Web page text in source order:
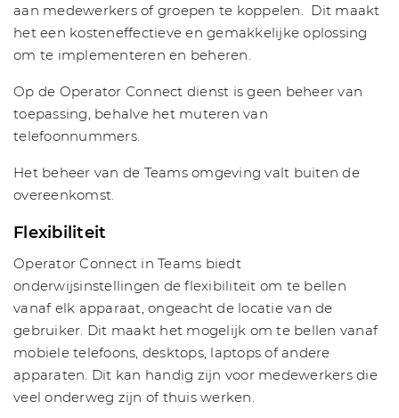
aan medewerkers of groepen te koppelen. Dit maakt
het een kosteneffectieve en gemakkelijke oplossing
om te implementeren en beheren.
Op de Operator Connect dienst is geen beheer van
toepassing, behalve het muteren van
telefoonnummers.
Het beheer van de Teams omgeving valt buiten de
overeenkomst.
Flexibiliteit
Operator Connect in Teams biedt
onderwijsinstellingen de flexibiliteit om te bellen
vanaf elk apparaat, ongeacht de locatie van de
gebruiker. Dit maakt het mogelijk om te bellen vanaf
mobiele telefoons, desktops, laptops of andere
apparaten. Dit kan handig zijn voor medewerkers die
veel onderweg zijn of thuis werken.